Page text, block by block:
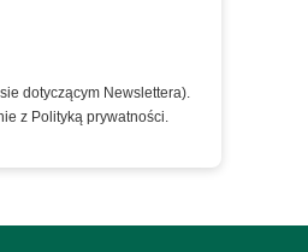
dotyczącym Newslettera).
z Polityką prywatności.